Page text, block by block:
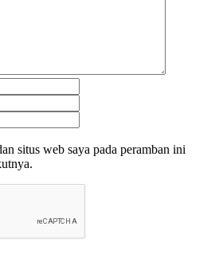
situs web saya pada peramban ini